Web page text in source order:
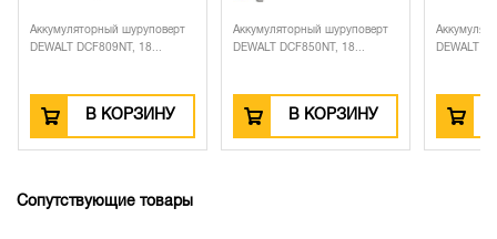
Аккумуляторный шуруповерт
DEWALT DCF809NT, 18...
В КОРЗИНУ
Аккумуляторный шуруповерт
DEWALT DCF850NT, 18...
В КОРЗИНУ
DEWALT
Сопутствующие товары